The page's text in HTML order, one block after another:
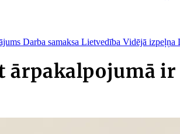
Darba samaksa Lietvedība Vidējā izpeļņa
ārpakalpojumā